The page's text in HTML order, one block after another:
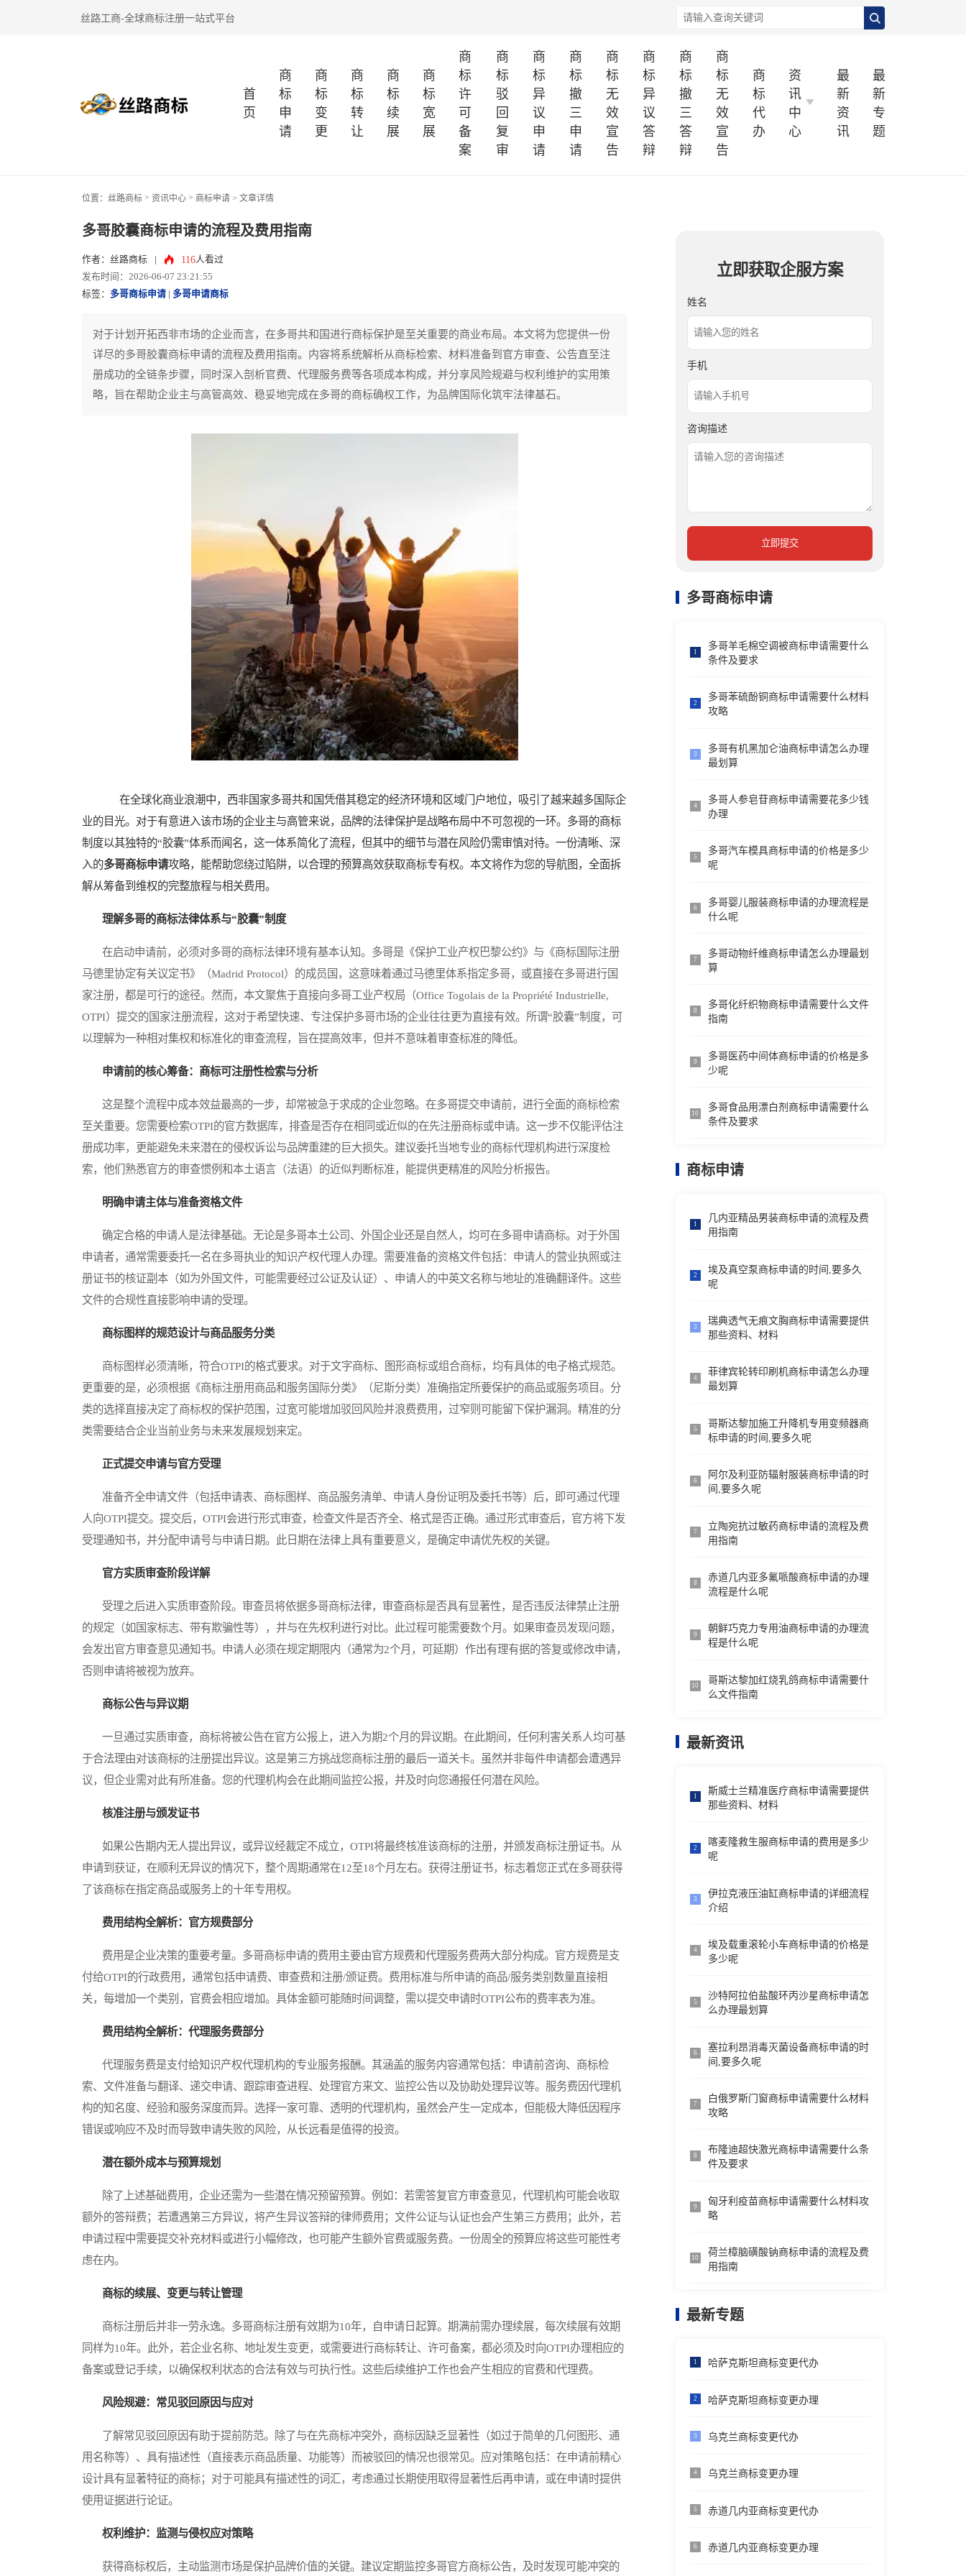
丝路工商-全球商标注册一站式平台
首
页
商
标
申
请
商
标
变
更
商
标
转
让
商
标
续
展
商
标
宽
展
商
标
许
可
备
案
商
标
驳
回
复
审
商
标
异
议
申
请
商
标
撤
三
申
请
商
标
无
效
宣
告
商
标
异
议
答
辩
商
标
撤
三
答
辩
商
标
无
效
宣
告
商
标
代
办
资
讯
中
心
最
新
资
讯
最
新
专
题
位置： 丝路商标 > 资讯中心 > 商标申请 > 文章详情
多哥胶囊商标申请的流程及费用指南
作者：丝路商标 116人看过
发布时间：2026-06-07 23:21:55
标签： 多哥商标申请 多哥申请商标
对于计划开拓西非市场的企业而言，在多哥共和国进行商标保护是至关重要的商业布局。本文将为您提供一份
详尽的多哥胶囊商标申请的流程及费用指南。内容将系统解析从商标检索、材料准备到官方审查、公告直至注
册成功的全链条步骤，同时深入剖析官费、代理服务费等各项成本构成，并分享风险规避与权利维护的实用策
略，旨在帮助企业主与高管高效、稳妥地完成在多哥的商标确权工作，为品牌国际化筑牢法律基石。
在全球化商业浪潮中，西非国家多哥共和国凭借其稳定的经济环境和区域门户地位，吸引了越来越多国际企
业的目光。对于有意进入该市场的企业主与高管来说，品牌的法律保护是战略布局中不可忽视的一环。多哥的商标
制度以其独特的“胶囊”体系而闻名，这一体系简化了流程，但其中的细节与潜在风险仍需审慎对待。一份清晰、深
入的多哥商标申请攻略，能帮助您绕过陷阱，以合理的预算高效获取商标专有权。本文将作为您的导航图，全面拆
解从筹备到维权的完整旅程与相关费用。
理解多哥的商标法律体系与“胶囊”制度
在启动申请前，必须对多哥的商标法律环境有基本认知。多哥是《保护工业产权巴黎公约》与《商标国际注册
马德里协定有关议定书》（Madrid Protocol）的成员国，这意味着通过马德里体系指定多哥，或直接在多哥进行国
家注册，都是可行的途径。然而，本文聚焦于直接向多哥工业产权局（Office Togolais de la Propriété Industrielle,
OTPI）提交的国家注册流程，这对于希望快速、专注保护多哥市场的企业往往更为直接有效。所谓“胶囊”制度，可
以理解为一种相对集权和标准化的审查流程，旨在提高效率，但并不意味着审查标准的降低。
申请前的核心筹备：商标可注册性检索与分析
这是整个流程中成本效益最高的一步，却常被急于求成的企业忽略。在多哥提交申请前，进行全面的商标检索
至关重要。您需要检索OTPI的官方数据库，排查是否存在相同或近似的在先注册商标或申请。这一步不仅能评估注
册成功率，更能避免未来潜在的侵权诉讼与品牌重建的巨大损失。建议委托当地专业的商标代理机构进行深度检
索，他们熟悉官方的审查惯例和本土语言（法语）的近似判断标准，能提供更精准的风险分析报告。
明确申请主体与准备资格文件
确定合格的申请人是法律基础。无论是多哥本土公司、外国企业还是自然人，均可在多哥申请商标。对于外国
申请者，通常需要委托一名在多哥执业的知识产权代理人办理。需要准备的资格文件包括：申请人的营业执照或注
册证书的核证副本（如为外国文件，可能需要经过公证及认证）、申请人的中英文名称与地址的准确翻译件。这些
文件的合规性直接影响申请的受理。
商标图样的规范设计与商品服务分类
商标图样必须清晰，符合OTPI的格式要求。对于文字商标、图形商标或组合商标，均有具体的电子格式规范。
更重要的是，必须根据《商标注册用商品和服务国际分类》（尼斯分类）准确指定所要保护的商品或服务项目。分
类的选择直接决定了商标权的保护范围，过宽可能增加驳回风险并浪费费用，过窄则可能留下保护漏洞。精准的分
类需要结合企业当前业务与未来发展规划来定。
正式提交申请与官方受理
准备齐全申请文件（包括申请表、商标图样、商品服务清单、申请人身份证明及委托书等）后，即可通过代理
人向OTPI提交。提交后，OTPI会进行形式审查，检查文件是否齐全、格式是否正确。通过形式审查后，官方将下发
受理通知书，并分配申请号与申请日期。此日期在法律上具有重要意义，是确定申请优先权的关键。
官方实质审查阶段详解
受理之后进入实质审查阶段。审查员将依据多哥商标法律，审查商标是否具有显著性，是否违反法律禁止注册
的规定（如国家标志、带有欺骗性等），并与在先权利进行对比。此过程可能需要数个月。如果审查员发现问题，
会发出官方审查意见通知书。申请人必须在规定期限内（通常为2个月，可延期）作出有理有据的答复或修改申请，
否则申请将被视为放弃。
商标公告与异议期
一旦通过实质审查，商标将被公告在官方公报上，进入为期2个月的异议期。在此期间，任何利害关系人均可基
于合法理由对该商标的注册提出异议。这是第三方挑战您商标注册的最后一道关卡。虽然并非每件申请都会遭遇异
议，但企业需对此有所准备。您的代理机构会在此期间监控公报，并及时向您通报任何潜在风险。
核准注册与颁发证书
如果公告期内无人提出异议，或异议经裁定不成立，OTPI将最终核准该商标的注册，并颁发商标注册证书。从
申请到获证，在顺利无异议的情况下，整个周期通常在12至18个月左右。获得注册证书，标志着您正式在多哥获得
了该商标在指定商品或服务上的十年专用权。
费用结构全解析：官方规费部分
费用是企业决策的重要考量。多哥商标申请的费用主要由官方规费和代理服务费两大部分构成。官方规费是支
付给OTPI的行政费用，通常包括申请费、审查费和注册/颁证费。费用标准与所申请的商品/服务类别数量直接相
关，每增加一个类别，官费会相应增加。具体金额可能随时间调整，需以提交申请时OTPI公布的费率表为准。
费用结构全解析：代理服务费部分
代理服务费是支付给知识产权代理机构的专业服务报酬。其涵盖的服务内容通常包括：申请前咨询、商标检
索、文件准备与翻译、递交申请、跟踪审查进程、处理官方来文、监控公告以及协助处理异议等。服务费因代理机
构的知名度、经验和服务深度而异。选择一家可靠、透明的代理机构，虽然会产生一定成本，但能极大降低因程序
错误或响应不及时而导致申请失败的风险，从长远看是值得的投资。
潜在额外成本与预算规划
除了上述基础费用，企业还需为一些潜在情况预留预算。例如：若需答复官方审查意见，代理机构可能会收取
额外的答辩费；若遭遇第三方异议，将产生异议答辩的律师费用；文件公证与认证也会产生第三方费用；此外，若
申请过程中需要提交补充材料或进行小幅修改，也可能产生额外官费或服务费。一份周全的预算应将这些可能性考
虑在内。
商标的续展、变更与转让管理
商标注册后并非一劳永逸。多哥商标注册有效期为10年，自申请日起算。期满前需办理续展，每次续展有效期
同样为10年。此外，若企业名称、地址发生变更，或需要进行商标转让、许可备案，都必须及时向OTPI办理相应的
备案或登记手续，以确保权利状态的合法有效与可执行性。这些后续维护工作也会产生相应的官费和代理费。
风险规避：常见驳回原因与应对
了解常见驳回原因有助于提前防范。除了与在先商标冲突外，商标因缺乏显著性（如过于简单的几何图形、通
用名称等）、具有描述性（直接表示商品质量、功能等）而被驳回的情况也很常见。应对策略包括：在申请前精心
设计具有显著特征的商标；对于可能具有描述性的词汇，考虑通过长期使用取得显著性后再申请，或在申请时提供
使用证据进行论证。
权利维护：监测与侵权应对策略
获得商标权后，主动监测市场是保护品牌价值的关键。建议定期监控多哥官方商标公告，及时发现可能冲突的
立即获取企服方案
姓名
手机
咨询描述
立即提交
多哥商标申请
1
多哥羊毛棉空调被商标申请需要什么
条件及要求
2
多哥苯硫酚铜商标申请需要什么材料
攻略
3
多哥有机黑加仑油商标申请怎么办理
最划算
4
多哥人参皂苷商标申请需要花多少钱
办理
5
多哥汽车模具商标申请的价格是多少
呢
6
多哥婴儿服装商标申请的办理流程是
什么呢
7
多哥动物纤维商标申请怎么办理最划
算
8
多哥化纤织物商标申请需要什么文件
指南
9
多哥医药中间体商标申请的价格是多
少呢
10
多哥食品用漂白剂商标申请需要什么
条件及要求
商标申请
1
几内亚精品男装商标申请的流程及费
用指南
2
埃及真空泵商标申请的时间,要多久
呢
3
瑞典透气无痕文胸商标申请需要提供
那些资料、材料
4
菲律宾轮转印刷机商标申请怎么办理
最划算
5
哥斯达黎加施工升降机专用变频器商
标申请的时间,要多久呢
6
阿尔及利亚防辐射服装商标申请的时
间,要多久呢
7
立陶宛抗过敏药商标申请的流程及费
用指南
8
赤道几内亚多氟哌酸商标申请的办理
流程是什么呢
9
朝鲜巧克力专用油商标申请的办理流
程是什么呢
10
哥斯达黎加红烧乳鸽商标申请需要什
么文件指南
最新资讯
1
斯威士兰精准医疗商标申请需要提供
那些资料、材料
2
喀麦隆救生服商标申请的费用是多少
呢
3
伊拉克液压油缸商标申请的详细流程
介绍
4
埃及载重滚轮小车商标申请的价格是
多少呢
5
沙特阿拉伯盐酸环丙沙星商标申请怎
么办理最划算
6
塞拉利昂消毒灭菌设备商标申请的时
间,要多久呢
7
白俄罗斯门窗商标申请需要什么材料
攻略
8
布隆迪超快激光商标申请需要什么条
件及要求
9
匈牙利疫苗商标申请需要什么材料攻
略
10
荷兰樟脑磺酸钠商标申请的流程及费
用指南
最新专题
1 哈萨克斯坦商标变更代办
2 哈萨克斯坦商标变更办理
3 乌克兰商标变更代办
4 乌克兰商标变更办理
5 赤道几内亚商标变更代办
6 赤道几内亚商标变更办理